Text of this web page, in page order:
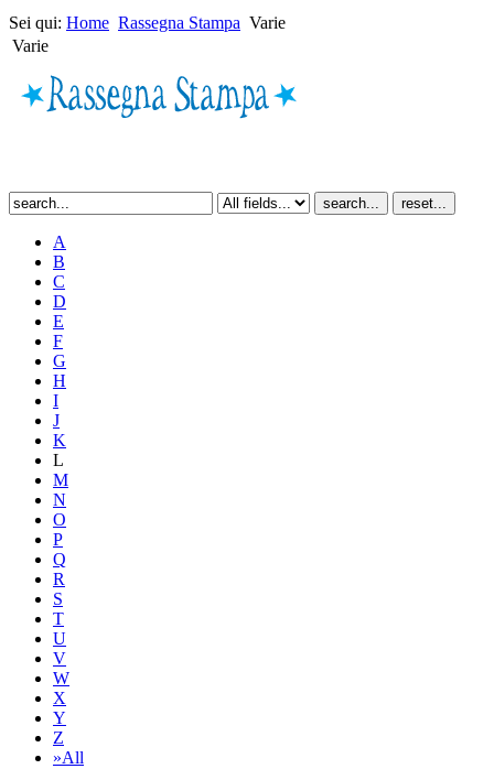
Sei qui: Home Rassegna Stampa Varie
Varie
A
B
C
D
E
F
G
H
I
J
K
L
M
N
O
P
Q
R
S
T
U
V
W
X
Y
Z
»All